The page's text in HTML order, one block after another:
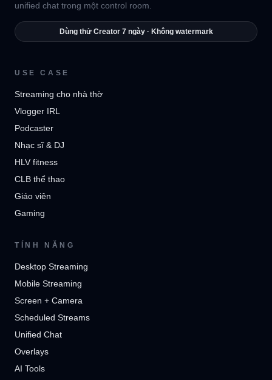
unified chat trong một control room.
Dùng thử Creator 7 ngày · Không watermark
USE CASE
Streaming cho nhà thờ
Vlogger IRL
Podcaster
Nhạc sĩ & DJ
HLV fitness
CLB thể thao
Giáo viên
Gaming
TÍNH NĂNG
Desktop Streaming
Mobile Streaming
Screen + Camera
Scheduled Streams
Unified Chat
Overlays
AI Tools